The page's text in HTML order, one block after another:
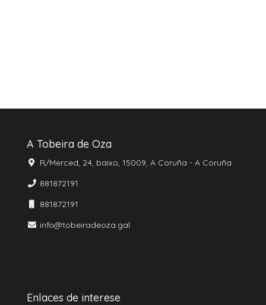
A Tobeira de Oza
R/Merced, 24, baixo, 15009, A Coruña - A Coruña
881872191
881872191
info@tobeiradeoza.gal
Enlaces de interese